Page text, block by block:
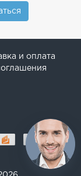
и оплата